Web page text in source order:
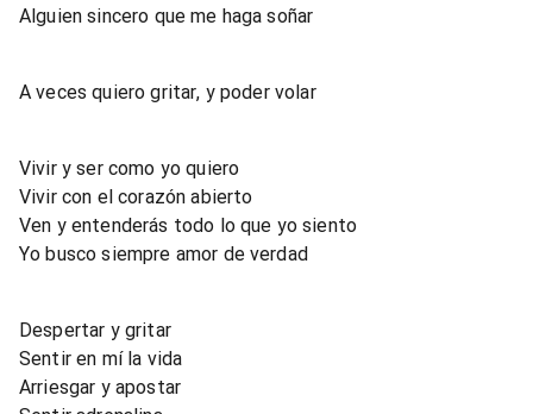
Alguien sincero que me haga soñar
A veces quiero gritar, y poder volar
Vivir y ser como yo quiero
Vivir con el corazón abierto
Ven y entenderás todo lo que yo siento
Yo busco siempre amor de verdad
Despertar y gritar
Sentir en mí la vida
Arriesgar y apostar